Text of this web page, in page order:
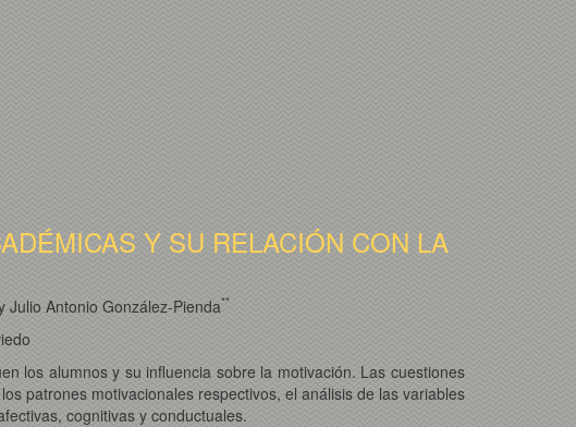
Y SU RELACIÓN CON LA
Julio Antonio González-Pienda**
los alumnos y su influencia sobre la motivación. Las cuestiones
patrones motivacionales respectivos, el análisis de las variables
cognitivas y conductuales.